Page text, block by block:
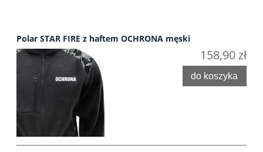
Polar STAR FIRE z haftem OCHRONA męski
158,90 zł
do koszyka